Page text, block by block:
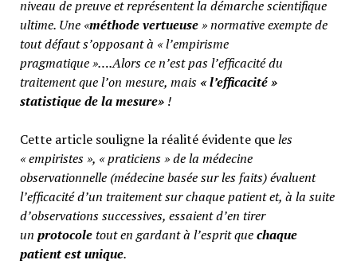
niveau de preuve et représentent la démarche scientifique
ultime. Une «méthode vertueuse» normative exempte de
tout défaut s’opposant à « l’empirisme
pragmatique »….Alors ce n’est pas l’efficacité du
traitement que l’on mesure, mais «l’efficacité »
statistique de la mesure» !
Cette article souligne la réalité évidente queles
« empiristes », « praticiens » de la médecine
observationnelle (médecine basée sur les faits) évaluent
l’efficacité d’un traitement sur chaque patient et, à la suite
d’observations successives, essaient d’en tirer
un protocoletout en gardant à l’esprit quechaque
patient est unique.